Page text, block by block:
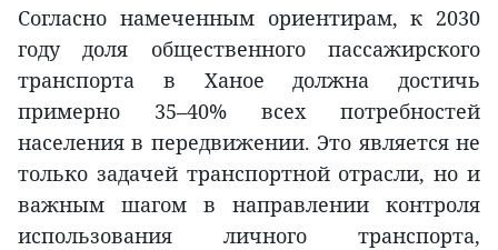
Согласно намеченным ориентирам, к 2030
году доля общественного пассажирского
транспорта в Ханое должна достичь
примерно 35–40% всех потребностей
населения в передвижении. Это является не
только задачей транспортной отрасли, но и
важным шагом в направлении контроля
использования личного транспорта,